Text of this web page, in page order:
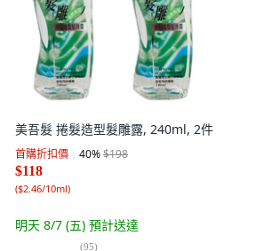
美吾髮 捲髮造型髮雕露, 240ml, 2件
首購折扣價 40%$198
$118
($2.46/10ml)
明天 8/7 (五) 預計送達
(95)